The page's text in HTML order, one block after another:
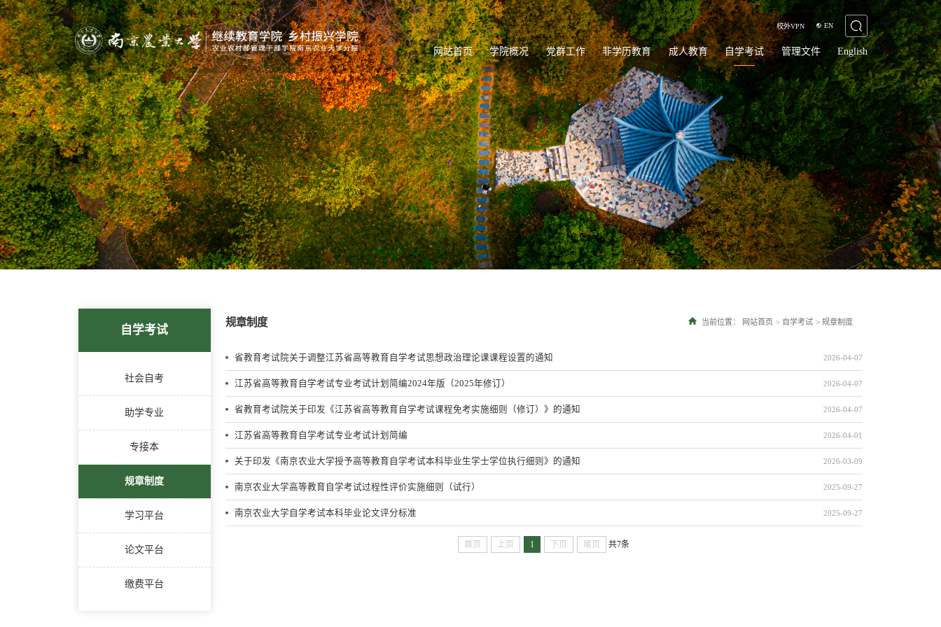
校外VPN EN
网站首页 学院概况 党群工作 非学历教育 成人教育 自学考试 管理文件 English
自学考试
社会自考
助学专业
专接本
规章制度
学习平台
论文平台
缴费平台
规章制度 当前位置： 网站首页 > 自学考试 > 规章制度
2026-04-07
省教育考试院关于调整江苏省高等教育自学考试思想政治理论课课程设置的通知
2026-04-07
江苏省高等教育自学考试专业考试计划简编2024年版（2025年修订）
2026-04-07
省教育考试院关于印发《江苏省高等教育自学考试课程免考实施细则（修订）》的通知
2026-04-01
江苏省高等教育自学考试专业考试计划简编
2026-03-09
关于印发《南京农业大学授予高等教育自学考试本科毕业生学士学位执行细则》的通知
2025-09-27
南京农业大学高等教育自学考试过程性评价实施细则（试行）
2025-09-27
南京农业大学自学考试本科毕业论文评分标准
首页 上页 1 下页 尾页 共7条